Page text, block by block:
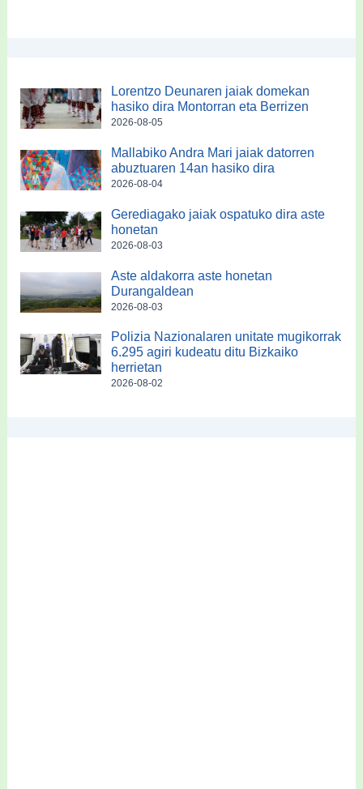
Lorentzo Deunaren jaiak domekan
hasiko dira Montorran eta Berrizen
2026-08-05
Mallabiko Andra Mari jaiak datorren
abuztuaren 14an hasiko dira
2026-08-04
Gerediagako jaiak ospatuko dira aste
honetan
2026-08-03
Aste aldakorra aste honetan
Durangaldean
2026-08-03
Polizia Nazionalaren unitate mugikorrak
6.295 agiri kudeatu ditu Bizkaiko
herrietan
2026-08-02